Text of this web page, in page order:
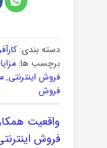
دسته بندی:
برچسب ها:
فروش اینترنتی,
فروش
واقعیت
فروش